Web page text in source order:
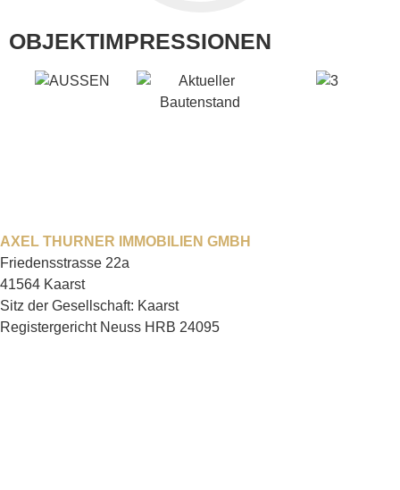
OBJEKTIMPRESSIONEN
AXEL THURNER IMMOBILIEN GMBH
Friedensstrasse 22a
41564 Kaarst
Sitz der Gesellschaft: Kaarst
Registergericht Neuss HRB 24095